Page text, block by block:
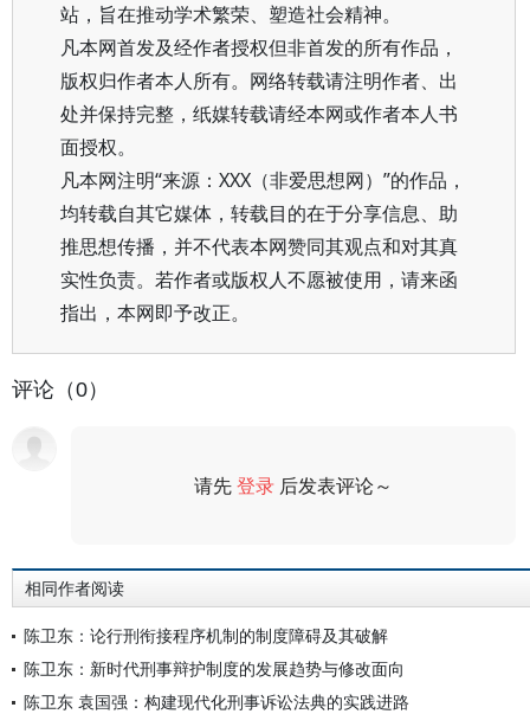
站，旨在推动学术繁荣、塑造社会精神。
凡本网首发及经作者授权但非首发的所有作品，
版权归作者本人所有。网络转载请注明作者、出
处并保持完整，纸媒转载请经本网或作者本人书
面授权。
凡本网注明“来源：XXX（非爱思想网）”的作品，
均转载自其它媒体，转载目的在于分享信息、助
推思想传播，并不代表本网赞同其观点和对其真
实性负责。若作者或版权人不愿被使用，请来函
指出，本网即予改正。
评论（0）
请先登录 后发表评论～
相同作者阅读
陈卫东：论行刑衔接程序机制的制度障碍及其破解
陈卫东：新时代刑事辩护制度的发展趋势与修改面向
陈卫东 袁国强：构建现代化刑事诉讼法典的实践进路